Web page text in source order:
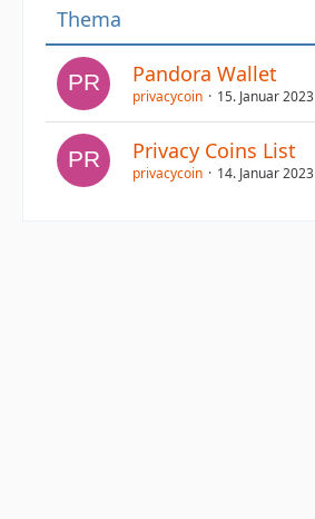
Thema
Pandora Wallet
privacycoin 15. Januar 2023
Privacy Coins List
privacycoin 14. Januar 2023